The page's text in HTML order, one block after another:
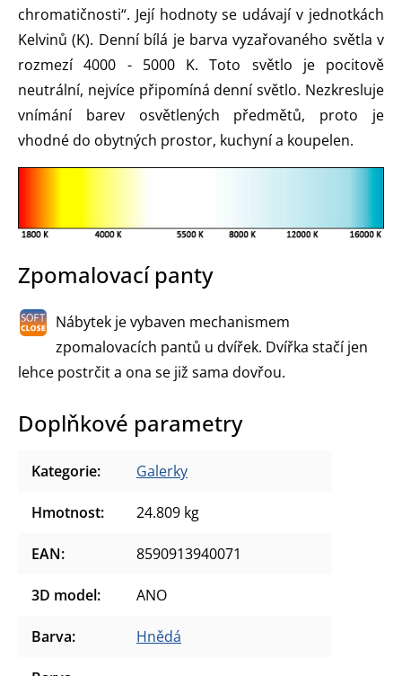
chromatičnosti“. Její hodnoty se udávají v jednotkách
Kelvinů (K). Denní bílá je barva vyzařovaného světla v
rozmezí 4000 - 5000 K. Toto světlo je pocitově
neutrální, nejvíce připomíná denní světlo. Nezkresluje
vnímání barev osvětlených předmětů, proto je
vhodné do obytných prostor, kuchyní a koupelen.
Zpomalovací panty
Nábytek je vybaven mechanismem
zpomalovacích pantů u dvířek. Dvířka stačí jen
lehce postrčit a ona se již sama dovřou.
Doplňkové parametry
Kategorie: Galerky
Hmotnost: 24.809 kg
EAN: 8590913940071
3D model: ANO
Barva: Hnědá